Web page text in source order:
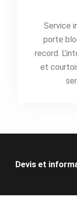
Service
porte
record.
et
Devis et